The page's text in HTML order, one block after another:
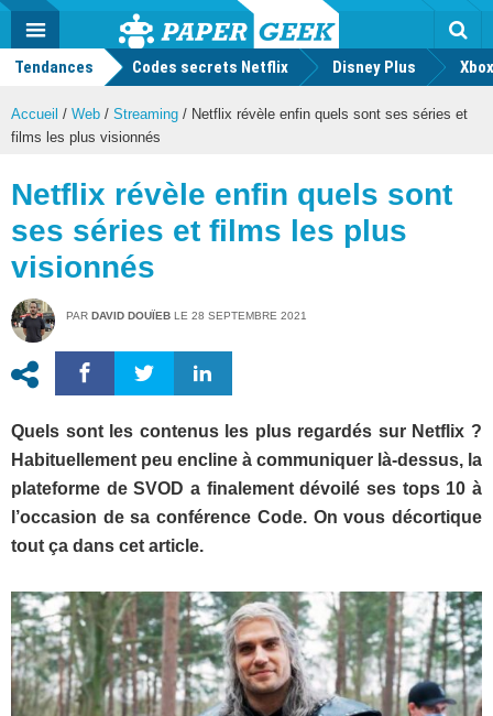
Actu
geek
MENU
Tendances Codes secrets Netflix Disney Plus
Accueil / Web / Streaming / Netflix révèle enfin quels sont ses séries et
films les plus visionnés
Netflix révèle enfin quels sont
ses séries et films les plus
visionnés
PAR DAVID DOUÏEB LE 28 SEPTEMBRE 2021
Quels sont les contenus les plus regardés sur Netflix ?
Habituellement peu encline à communiquer là-dessus, la
plateforme de SVOD a finalement dévoilé ses tops 10 à
l’occasion de sa conférence Code. On vous décortique
tout ça dans cet article.
Mode
FacebookTwitter Youtube